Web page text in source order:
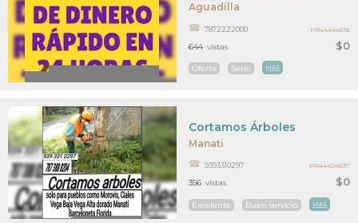
Aguadilla
$0
7872222000
Oferta Serio MAS
644 vistas
PR44444616
Manati
$0
Cortamos Árboles
9393310297
Excelente Buen servicio MAS
356 vistas
PR44404637